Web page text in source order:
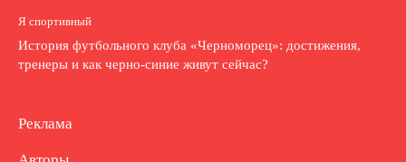
Я спортивный
История футбольного клуба «Черноморец»: достижения,
тренеры и как черно-синие живут сейчас?
Реклама